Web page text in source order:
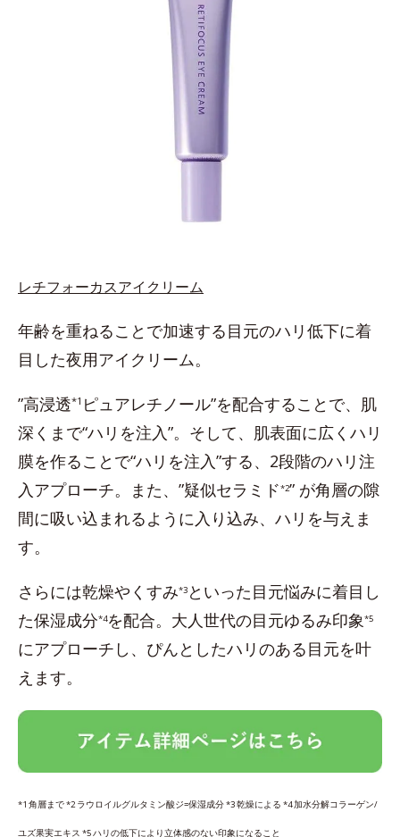
レチフォーカスアイクリーム
年齢を重ねることで加速する目元のハリ低下に着
目した夜用アイクリーム。
”高浸透*1 ピュアレチノール”を配合することで、肌
深くまで“ハリを注入”。そして、肌表面に広くハリ
膜を作ることで“ハリを注入”する、2段階のハリ注
入アプローチ。また、”疑似セラミド*2” が角層の隙
間に吸い込まれるように入り込み、ハリを与えま
す。
さらには乾燥やくすみ*3 といった目元悩みに着目し
た保湿成分*4を配合。大人世代の目元ゆるみ印象 *5
にアプローチし、ぴんとしたハリのある目元を叶
えます。
*1 角層まで *2 ラウロイルグルタミン酸ジ=保湿成分 *3 乾燥による *4 加水分解コラーゲン/
ユズ果実エキス *5 ハリの低下により立体感のない印象になること